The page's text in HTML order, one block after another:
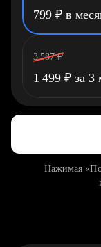
799 ₽ в
3 587 ₽
1 499 ₽ за 3
Нажимая